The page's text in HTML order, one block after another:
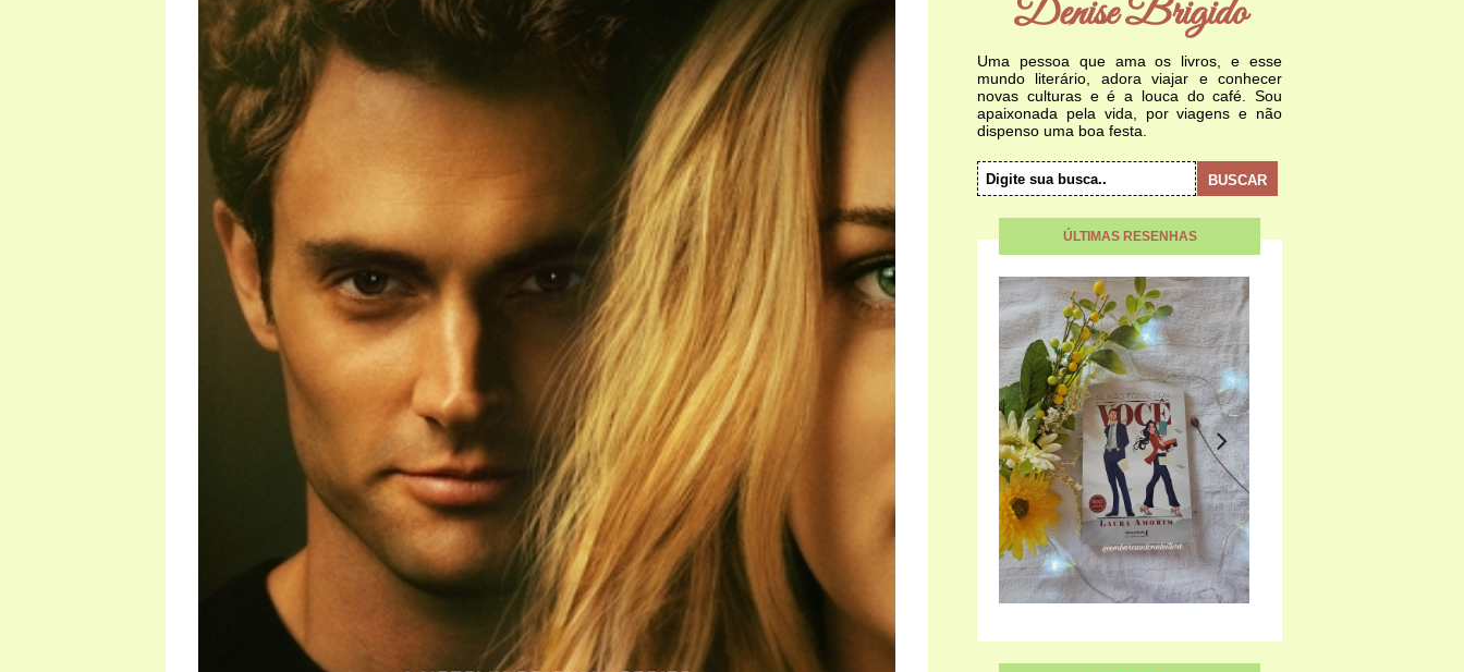
Denise Brigido
Uma pessoa que ama os livros, e esse
mundo literário, adora viajar e conhecer
novas culturas e é a louca do café. Sou
apaixonada pela vida, por viagens e não
dispenso uma boa festa.
ÚLTIMAS RESENHAS